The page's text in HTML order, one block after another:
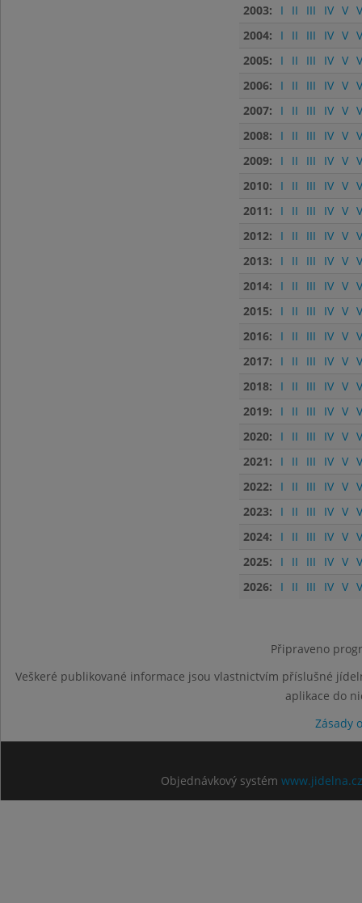
2003:
I II III IV V
2004:
I II III IV V
2005:
I II III IV V
2006:
I II III IV V
2007:
I II III IV V
2008:
I II III IV V
2009:
I II III IV V
2010:
I II III IV V
2011:
I II III IV V
2012:
I II III IV V
2013:
I II III IV V
2014:
I II III IV V
2015:
I II III IV V
2016:
I II III IV V
2017:
I II III IV V
2018:
I II III IV V
2019:
I II III IV V
2020:
I II III IV V
2021:
I II III IV V
2022:
I II III IV V
2023:
I II III IV V
2024:
I II III IV V
2025:
I II III IV V
2026:
I II III IV V
Připraveno
Veškeré publikované informace jsou vlastnictvím příslušné
aplikace do
Zásady
Objednávkový systém www.jidelna.cz